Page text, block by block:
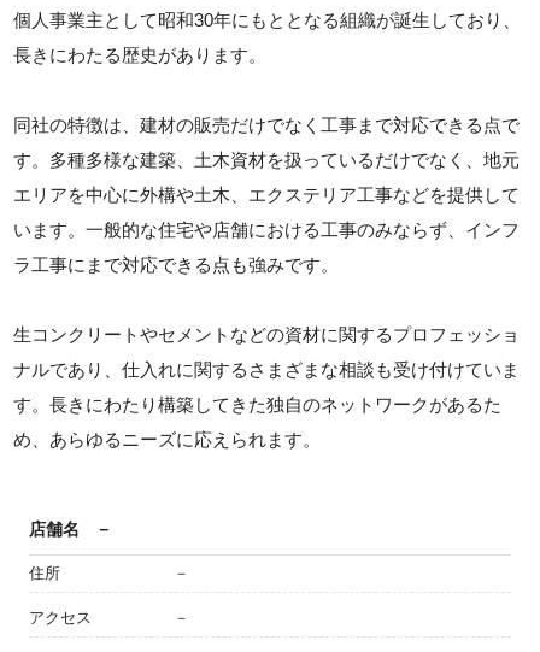
個人事業主として昭和30年にもととなる組織が誕生しており、
長きにわたる歴史があります。
同社の特徴は、建材の販売だけでなく工事まで対応できる点で
す。多種多様な建築、土木資材を扱っているだけでなく、地元
エリアを中心に外構や土木、エクステリア工事などを提供して
います。一般的な住宅や店舗における工事のみならず、インフ
ラ工事にまで対応できる点も強みです。
生コンクリートやセメントなどの資材に関するプロフェッショ
ナルであり、仕入れに関するさまざまな相談も受け付けていま
す。長きにわたり構築してきた独自のネットワークがあるた
め、あらゆるニーズに応えられます。
店舗名 －
住所 －
アクセス －